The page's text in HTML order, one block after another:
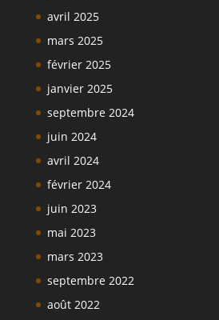
avril 2025
mars 2025
février 2025
janvier 2025
septembre 2024
juin 2024
avril 2024
février 2024
juin 2023
mai 2023
mars 2023
septembre 2022
août 2022